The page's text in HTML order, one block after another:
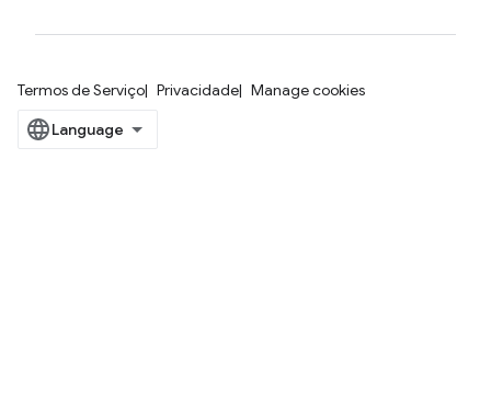
Termos de Serviço Privacidade Manage cookies